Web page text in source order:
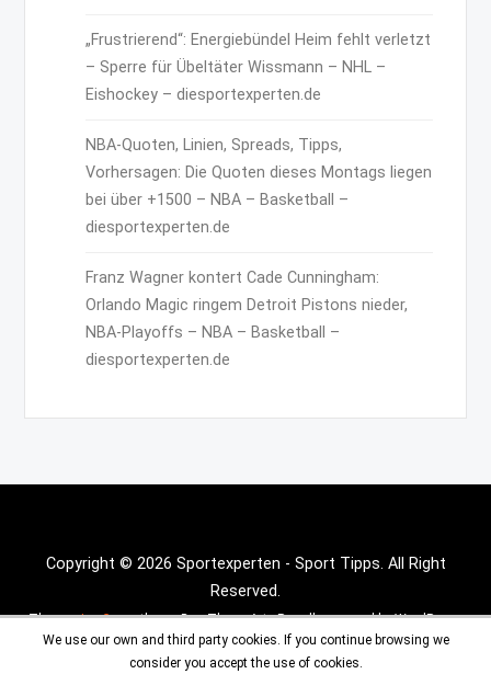
„Frustrierend“: Energiebündel Heim fehlt verletzt
– Sperre für Übeltäter Wissmann – NHL –
Eishockey – diesportexperten.de
NBA-Quoten, Linien, Spreads, Tipps,
Vorhersagen: Die Quoten dieses Montags liegen
bei über +1500 – NBA – Basketball –
diesportexperten.de
Franz Wagner kontert Cade Cunningham:
Orlando Magic ringem Detroit Pistons nieder,
NBA-Playoffs – NBA – Basketball –
diesportexperten.de
Copyright © 2026 Sportexperten - Sport Tipps. All Right
Reserved.
Theme :Inx Gametheme By aThemeArt - Proudly powered by WordPress.
We use our own and third party cookies. If you continue browsing we
consider you accept the use of cookies.